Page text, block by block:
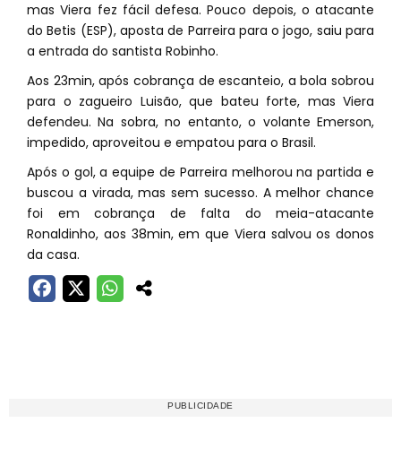
mas Viera fez fácil defesa. Pouco depois, o atacante
do Betis (ESP), aposta de Parreira para o jogo, saiu para
a entrada do santista Robinho.
Aos 23min, após cobrança de escanteio, a bola sobrou
para o zagueiro Luisão, que bateu forte, mas Viera
defendeu. Na sobra, no entanto, o volante Emerson,
impedido, aproveitou e empatou para o Brasil.
Após o gol, a equipe de Parreira melhorou na partida e
buscou a virada, mas sem sucesso. A melhor chance
foi em cobrança de falta do meia-atacante
Ronaldinho, aos 38min, em que Viera salvou os donos
da casa.